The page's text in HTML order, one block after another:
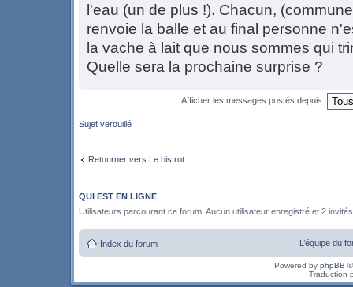
l'eau (un de plus !). Chacun,
renvoie la balle et au final personne
la vache à lait que nous sommes qui
Quelle sera la prochaine surprise ?
Afficher les messages postés depuis:
Sujet verouillé
Retourner vers Le bistrot
QUI EST EN LIGNE
Utilisateurs parcourant ce forum: Aucun utilisateur enregistré et 2 invités
Index du forum L’équipe du
Powered by phpBB
Traduction